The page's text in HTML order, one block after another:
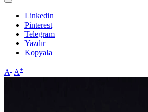
Linkedin
Pinterest
Telegram
Yazdır
Kopyala
A- A+